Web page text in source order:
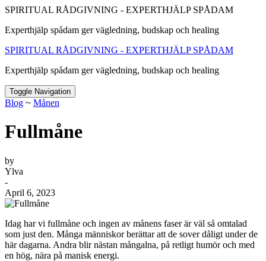
SPIRITUAL RÅDGIVNING - EXPERTHJÄLP SPÅDAM
Experthjälp spådam ger vägledning, budskap och healing
SPIRITUAL RÅDGIVNING - EXPERTHJÄLP SPÅDAM
Experthjälp spådam ger vägledning, budskap och healing
Toggle Navigation
Blog ~ Månen
Fullmåne
by
Ylva
-
April 6, 2023
Idag har vi fullmåne och ingen av månens faser är väl så omtalad
som just den. Många människor berättar att de sover dåligt under de
här dagarna. Andra blir nästan mångalna, på retligt humör och med
en hög, nära på manisk energi.